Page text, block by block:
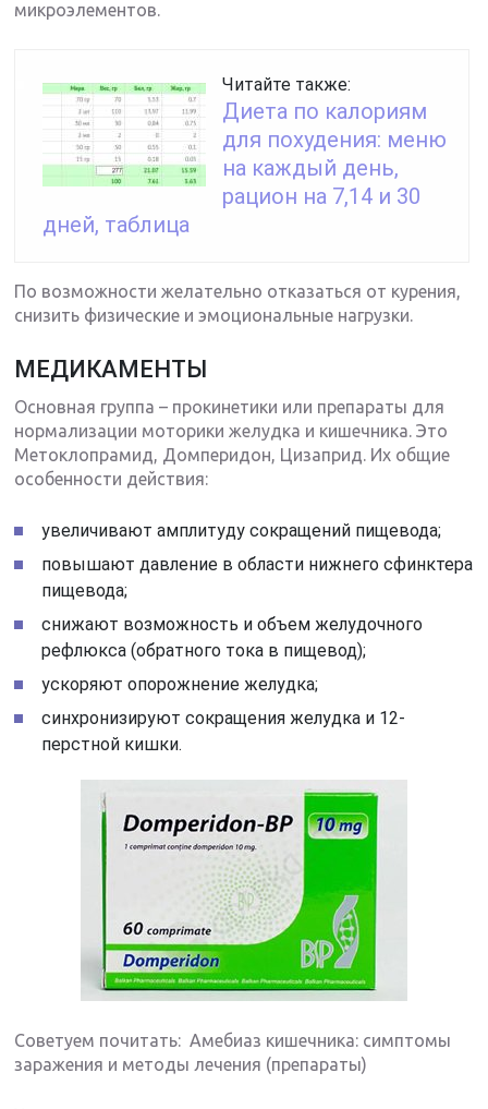
микроэлементов.
Читайте также:
Диета по калориям
для похудения: меню
на каждый день,
рацион на 7,14 и 30
дней, таблица
По возможности желательно отказаться от курения,
снизить физические и эмоциональные нагрузки.
МЕДИКАМЕНТЫ
Основная группа – прокинетики или препараты для
нормализации моторики желудка и кишечника. Это
Метоклопрамид, Домперидон, Цизаприд. Их общие
особенности действия:
увеличивают амплитуду сокращений пищевода;
повышают давление в области нижнего сфинктера
пищевода;
снижают возможность и объем желудочного
рефлюкса (обратного тока в пищевод);
ускоряют опорожнение желудка;
синхронизируют сокращения желудка и 12-
перстной кишки.
Советуем почитать: Амебиаз кишечника: симптомы
заражения и методы лечения (препараты)